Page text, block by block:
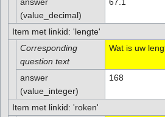
(value_decimal)
Item met linkid: 'lengte'
Corresponding
question text
Wat is uw
answer
(value_integer)
168
Item met linkid: 'roken'